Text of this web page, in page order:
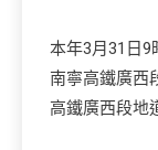
本年3月31日9
南寧高鐵廣西
高鐵廣西段地